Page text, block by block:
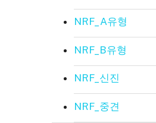
NRF_A유형
NRF_B유형
NRF_신진
NRF_중견